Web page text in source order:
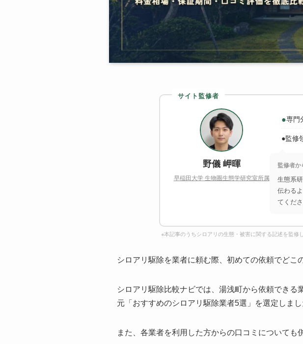
サイト監修者
野儀 岬暉
早稲田大学 生物圏生態学研究室所属
●専門
●監修
監修者か
生態系
伝わる
てくださ
※本記事のうちシロアリの生態・被害に関する記述を監修し
シロアリ駆除を業者に頼む際、初めての依頼でどこ
シロアリ駆除比較ナビでは、湯浅町から依頼できる
元「おすすめのシロアリ駆除業者5選」を選定しまし
また、各業者を利用した方からの口コミについても